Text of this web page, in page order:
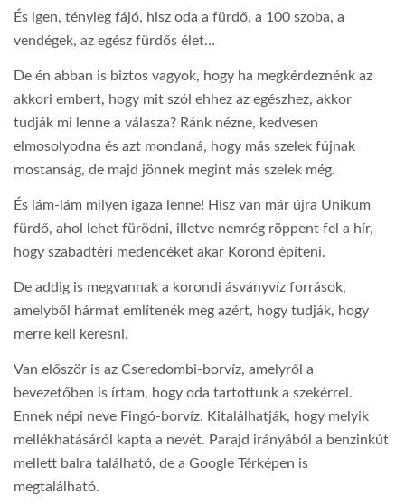
És igen, tényleg fájó, hisz oda a fürdő, a 100 szoba, a
vendégek, az egész fürdős élet…
De én abban is biztos vagyok, hogy ha megkérdeznénk az
akkori embert, hogy mit szól ehhez az egészhez, akkor
tudják mi lenne a válasza? Ránk nézne, kedvesen
elmosolyodna és azt mondaná, hogy más szelek fújnak
mostanság, de majd jönnek megint más szelek még.
És lám-lám milyen igaza lenne! Hisz van már újra Unikum
fürdő, ahol lehet fürödni, illetve nemrég röppent fel a hír,
hogy szabadtéri medencéket akar Korond építeni.
De addig is megvannak a korondi ásványvíz források,
amelyből hármat említenék meg azért, hogy tudják, hogy
merre kell keresni.
Van először is az Cseredombi-borvíz, amelyről a
bevezetőben is írtam, hogy oda tartottunk a szekérrel.
Ennek népi neve Fingó-borvíz. Kitalálhatják, hogy melyik
mellékhatásáról kapta a nevét. Parajd irányából a benzinkút
mellett balra található, de a Google Térképen is
megtalálható.